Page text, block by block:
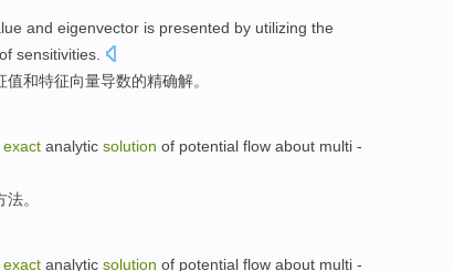
and eigenvector is presented by utilizing the
of sensitivities
值和特征向量导数的精确解。
exact analytic solution of potential flow about multi -
法。
exact analytic solution of potential flow about multi -